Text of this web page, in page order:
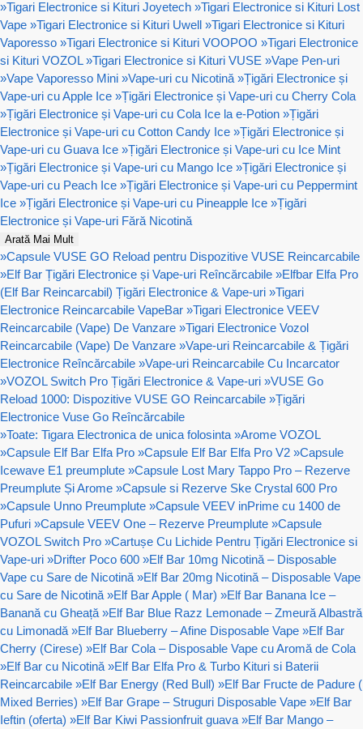
»Tigari Electronice si Kituri Joyetech »Tigari Electronice si Kituri Lost
Vape »Tigari Electronice si Kituri Uwell »Tigari Electronice si Kituri
Vaporesso »Tigari Electronice si Kituri VOOPOO »Tigari Electronice
si Kituri VOZOL »Tigari Electronice si Kituri VUSE »Vape Pen-uri
»Vape Vaporesso Mini »Vape-uri cu Nicotină »Țigări Electronice și
Vape-uri cu Apple Ice »Țigări Electronice și Vape-uri cu Cherry Cola
»Țigări Electronice și Vape-uri cu Cola Ice la e-Potion »Țigări
Electronice și Vape-uri cu Cotton Candy Ice »Țigări Electronice și
Vape-uri cu Guava Ice »Țigări Electronice și Vape-uri cu Ice Mint
»Țigări Electronice și Vape-uri cu Mango Ice »Țigări Electronice și
Vape-uri cu Peach Ice »Țigări Electronice și Vape-uri cu Peppermint
Ice »Țigări Electronice și Vape-uri cu Pineapple Ice »Țigări
Electronice și Vape-uri Fără Nicotină
Arată Mai Mult
»Capsule VUSE GO Reload pentru Dispozitive VUSE Reincarcabile
»Elf Bar Țigări Electronice și Vape-uri Reîncărcabile »Elfbar Elfa Pro
(Elf Bar Reincarcabil) Țigări Electronice & Vape-uri »Tigari
Electronice Reincarcabile VapeBar »Tigari Electronice VEEV
Reincarcabile (Vape) De Vanzare »Tigari Electronice Vozol
Reincarcabile (Vape) De Vanzare »Vape-uri Reincarcabile & Țigări
Electronice Reîncărcabile »Vape-uri Reincarcabile Cu Incarcator
»VOZOL Switch Pro Țigări Electronice & Vape-uri »VUSE Go
Reload 1000: Dispozitive VUSE GO Reincarcabile »Țigări
Electronice Vuse Go Reîncărcabile
»Toate: Tigara Electronica de unica folosinta »Arome VOZOL
»Capsule Elf Bar Elfa Pro »Capsule Elf Bar Elfa Pro V2 »Capsule
Icewave E1 preumplute »Capsule Lost Mary Tappo Pro – Rezerve
Preumplute Și Arome »Capsule si Rezerve Ske Crystal 600 Pro
»Capsule Unno Preumplute »Capsule VEEV inPrime cu 1400 de
Pufuri »Capsule VEEV One – Rezerve Preumplute »Capsule
VOZOL Switch Pro »Cartușe Cu Lichide Pentru Țigări Electronice si
Vape-uri »Drifter Poco 600 »Elf Bar 10mg Nicotină – Disposable
Vape cu Sare de Nicotină »Elf Bar 20mg Nicotină – Disposable Vape
cu Sare de Nicotină »Elf Bar Apple ( Mar) »Elf Bar Banana Ice –
Banană cu Gheață »Elf Bar Blue Razz Lemonade – Zmeură Albastră
cu Limonadă »Elf Bar Blueberry – Afine Disposable Vape »Elf Bar
Cherry (Cirese) »Elf Bar Cola – Disposable Vape cu Aromă de Cola
»Elf Bar cu Nicotină »Elf Bar Elfa Pro & Turbo Kituri si Baterii
Reincarcabile »Elf Bar Energy (Red Bull) »Elf Bar Fructe de Padure (
Mixed Berries) »Elf Bar Grape – Struguri Disposable Vape »Elf Bar
Ieftin (oferta) »Elf Bar Kiwi Passionfruit guava »Elf Bar Mango –